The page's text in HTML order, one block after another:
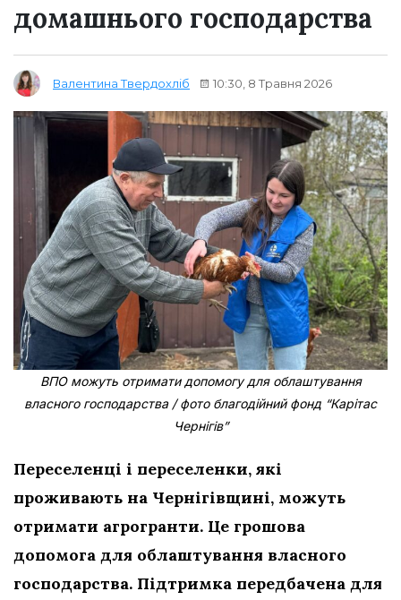
домашнього господарства
Валентина Твердохліб 10:30, 8 Травня 2026
ВПО можуть отримати допомогу для облаштування
власного господарства / фото благодійний фонд “Карітас
Чернігів”
Переселенці і переселенки, які
проживають на Чернігівщині, можуть
отримати агрогранти. Це грошова
допомога для облаштування власного
господарства. Підтримка передбачена для